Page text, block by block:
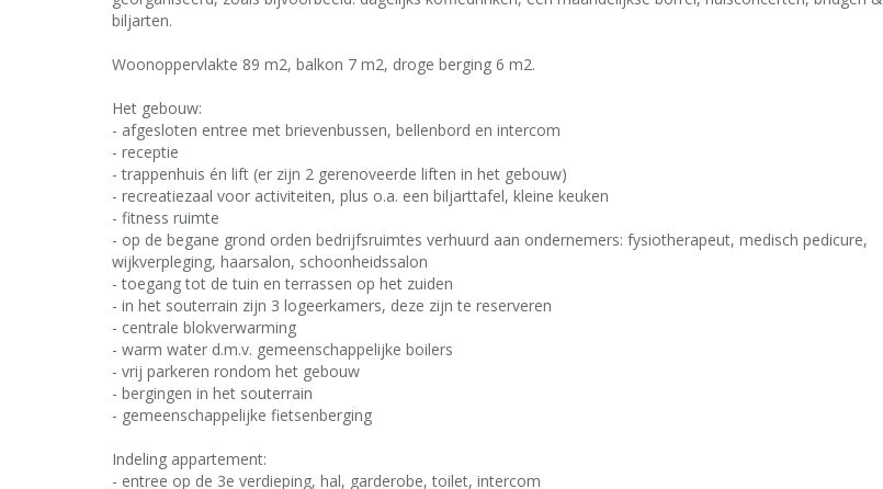
biljarten.
Woonoppervlakte 89 m2, balkon 7 m2, droge berging 6 m2.
Het gebouw:
- afgesloten entree met brievenbussen, bellenbord en intercom
- receptie
- trappenhuis én lift (er zijn 2 gerenoveerde liften in het gebouw)
- recreatiezaal voor activiteiten, plus o.a. een biljarttafel, kleine keuken
- fitness ruimte
- op de begane grond orden bedrijfsruimtes verhuurd aan ondernemers: fysiotherapeut, medisch pedicure,
wijkverpleging, haarsalon, schoonheidssalon
- toegang tot de tuin en terrassen op het zuiden
- in het souterrain zijn 3 logeerkamers, deze zijn te reserveren
- centrale blokverwarming
- warm water d.m.v. gemeenschappelijke boilers
- vrij parkeren rondom het gebouw
- bergingen in het souterrain
- gemeenschappelijke fietsenberging
Indeling appartement:
- entree op de 3e verdieping, hal, garderobe, toilet, intercom